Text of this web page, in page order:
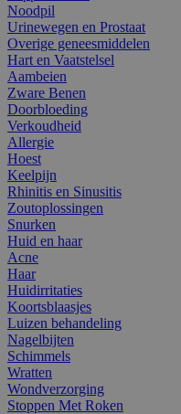
Noodpil
Urinewegen en Prostaat
Overige geneesmiddelen
Hart en Vaatstelsel
Aambeien
Zware Benen
Doorbloeding
Verkoudheid
Allergie
Hoest
Keelpijn
Rhinitis en Sinusitis
Zoutoplossingen
Snurken
Huid en haar
Acne
Haar
Huidirritaties
Koortsblaasjes
Luizen behandeling
Nagelbijten
Schimmels
Wratten
Wondverzorging
Stoppen Met Roken